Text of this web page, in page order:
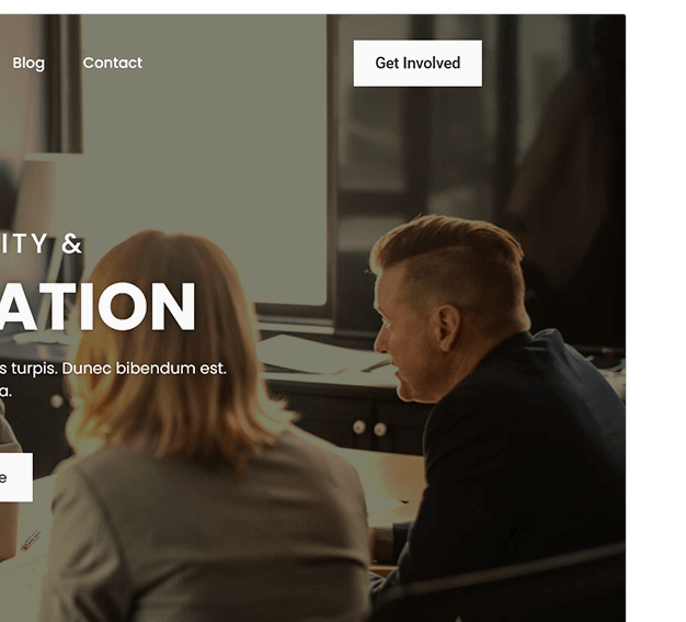
4 martie 2026
Instalări active
Versiune WordPress
Versiune PHP
Prima pagină a temei